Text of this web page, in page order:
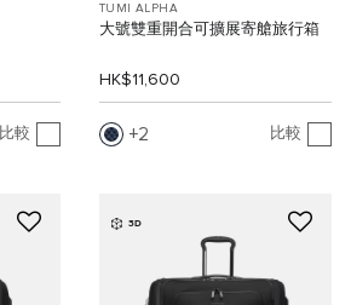
比較
TUMI ALPHA
大號雙重開合可擴展寄艙旅行箱
HK$11,600
2 比較
3D